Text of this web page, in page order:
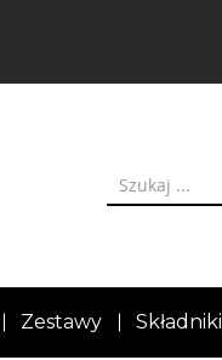
Zestawy Składniki